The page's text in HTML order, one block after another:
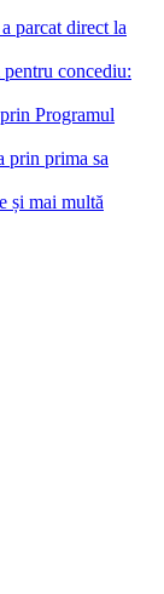
parcat direct la
concediu:
Programul
prin prima sa
și mai multă